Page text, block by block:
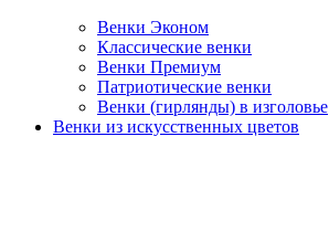
Венки Эконом
Классические венки
Венки Премиум
Патриотические венки
Венки (гирлянды) в изголовье
Венки из искусственных цветов